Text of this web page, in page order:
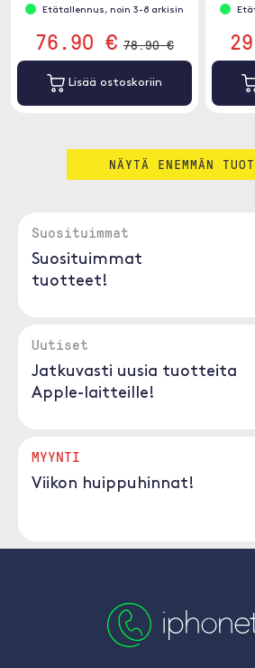
Etätallennus, noin 3-8 arkisin
76.90 € 78.90 €
Lisää ostoskoriin
NÄYTÄ ENEMMÄN
Suosituimmat
Suosituimmat
tuotteet!
Uutiset
Jatkuvasti uusia tuotteita
Apple-laitteille!
MYYNTI
Viikon huippuhinnat!